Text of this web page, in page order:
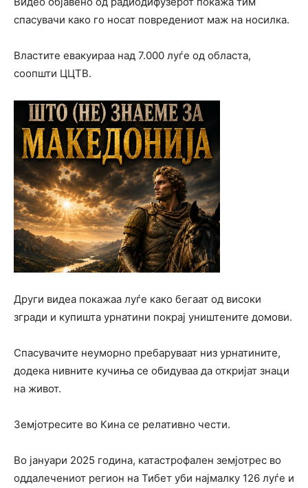
спасувачи како го носат повредениот маж на носилка.
Властите евакуираа над 7.000 луѓе од областа,
соопшти ЦЦТВ.
Други видеа покажаа луѓе како бегаат од високи
згради и купишта урнатини покрај уништените домови.
Спасувачите неуморно пребаруваат низ урнатините,
додека нивните кучиња се обидуваа да откријат знаци
на живот.
Земјотресите во Кина се релативно чести.
Во јануари 2025 година, катастрофален земјотрес во
оддалечениот регион на Тибет уби најмалку 126 луѓе и